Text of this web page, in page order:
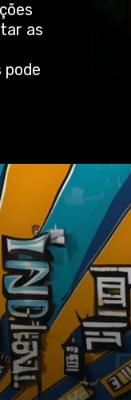
as
pode